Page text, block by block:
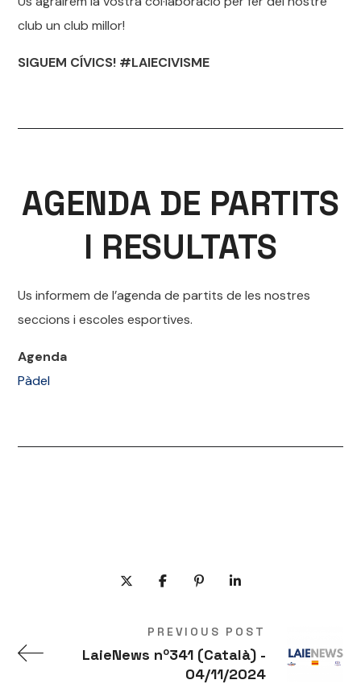
club un club millor!
SIGUEM CÍVICS! #LAIECIVISME
AGENDA DE PARTITS
I RESULTATS
Us informem de l’agenda de partits de les nostres
seccions i escoles esportives.
Agenda
Pàdel
PREVIOUS POST
LaieNews nº341 (Català) -
04/11/2024